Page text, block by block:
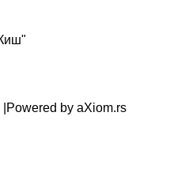
Powered by aXiom.rs